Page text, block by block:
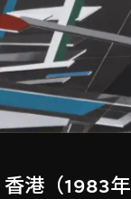
港（1983年